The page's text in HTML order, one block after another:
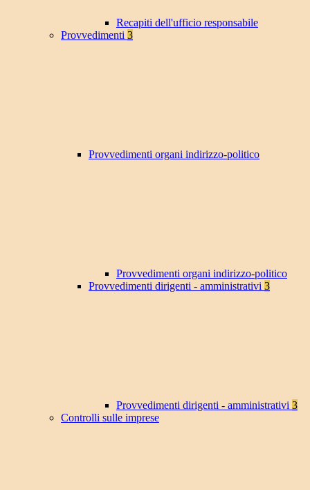
Recapiti dell'ufficio responsabile
Provvedimenti 3
Provvedimenti organi indirizzo-politico
Provvedimenti organi indirizzo-politico
Provvedimenti dirigenti - amministrativi 3
Provvedimenti dirigenti - amministrativi 3
Controlli sulle imprese